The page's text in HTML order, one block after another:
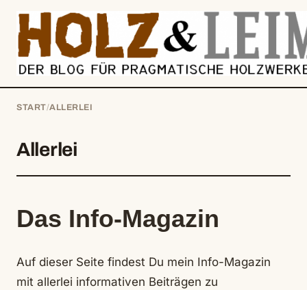
springen
START/ALLERLEI
Allerlei
Das Info-Magazin
Auf dieser Seite findest Du mein Info-Magazin
mit allerlei informativen Beiträgen zu